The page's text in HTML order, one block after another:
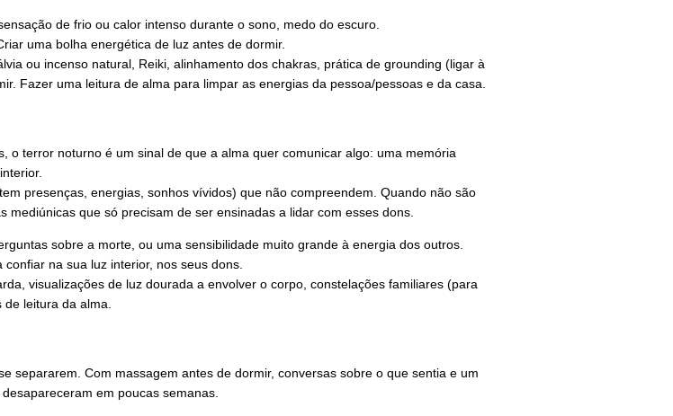
de frio ou calor intenso durante o sono, medo do escuro.
uma bolha energética de luz antes de dormir.
ou incenso natural, Reiki, alinhamento dos chakras, prática de grounding (ligar à
Fazer uma leitura de alma para limpar as energias da pessoa/pessoas e da casa.
o terror noturno é um sinal de que a alma quer comunicar algo: uma memória
presenças, energias, sonhos vívidos) que não compreendem. Quando não são
que só precisam de ser ensinadas a lidar com esses dons.
sobre a morte, ou uma sensibilidade muito grande à energia dos outros.
na sua luz interior, nos seus dons.
visualizações de luz dourada a envolver o corpo, constelações familiares (para
leitura da alma.
separarem. Com massagem antes de dormir, conversas sobre o que sentia e um
em poucas semanas.